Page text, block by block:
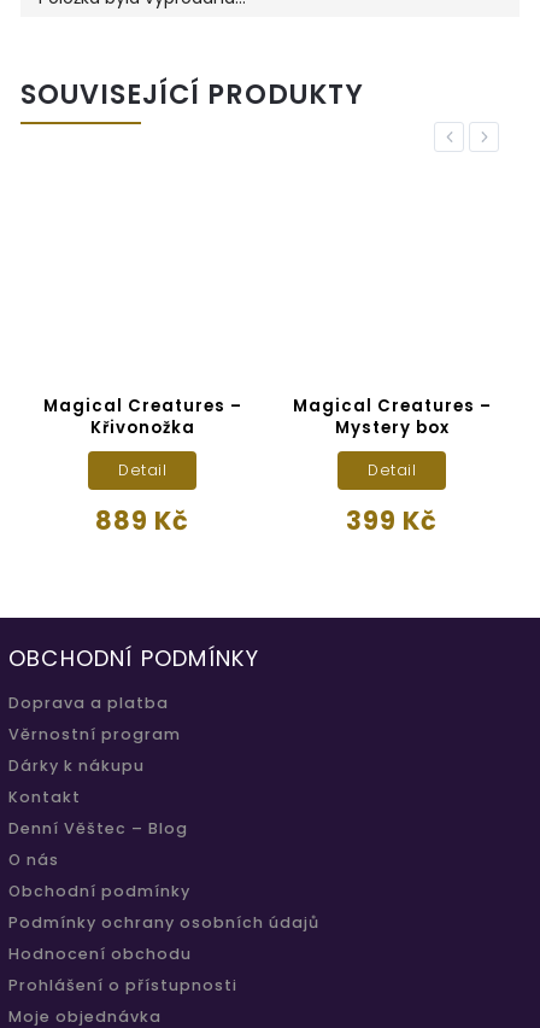
SOUVISEJÍCÍ PRODUKTY
Previous
Magical Creatures –
Křivonožka
889 Kč
Detail
Magical Creatures –
Mystery box
399 Kč
Detail
Next
OBCHODNÍ PODMÍNKY
Doprava a platba
Věrnostní program
Dárky k nákupu
Kontakt
Denní Věštec – Blog
O nás
Obchodní podmínky
Podmínky ochrany osobních údajů
Hodnocení obchodu
Prohlášení o přístupnosti
Moje objednávka